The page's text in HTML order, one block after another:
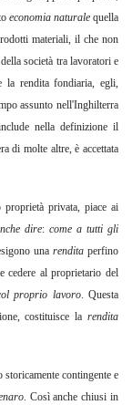
economia naturalequella
materiali, il che non
società tra lavoratori e
la rendita fondiaria, egli,
assunto nell'Inghilterra
nella definizione il
di molte altre, è accettata
privata, piace ai
dire: come a tutti gli
una renditaperfino
cedere al proprietario del
proprio lavoro. Questa
costituisce la rendita
storicamente contingente e
. Così anche chiusi in